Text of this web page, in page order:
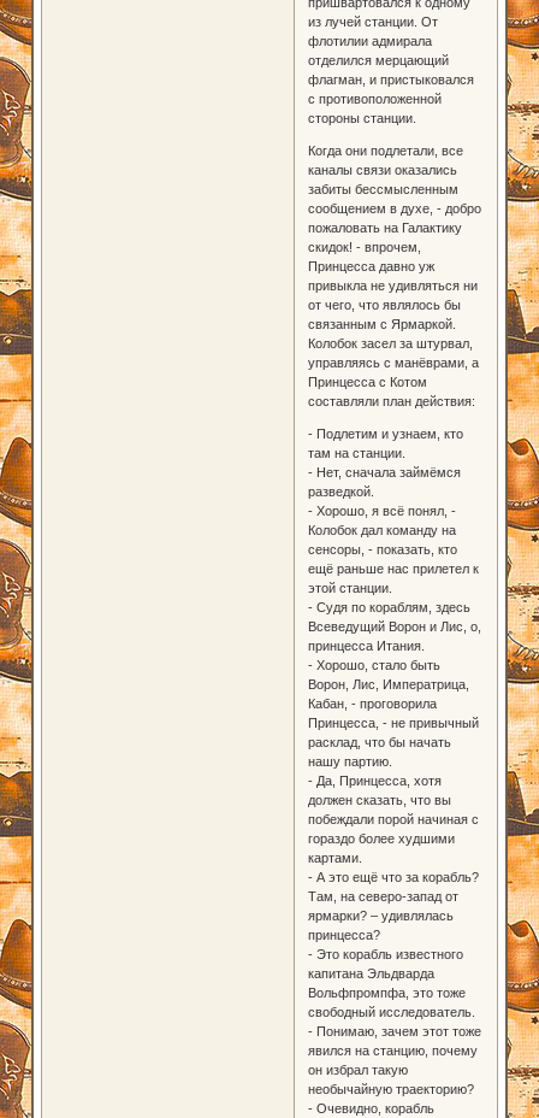
из лучей станции. От
флотилии адмирала
отделился мерцающий
флагман, и пристыковался
с противоположенной
стороны станции.
Когда они подлетали, все
каналы связи оказались
забиты бессмысленным
сообщением в духе, - добро
пожаловать на Галактику
скидок! - впрочем,
Принцесса давно уж
привыкла не удивляться ни
от чего, что являлось бы
связанным с Ярмаркой.
Колобок засел за штурвал,
управляясь с манёврами, а
Принцесса с Котом
составляли план действия:
- Подлетим и узнаем, кто
там на станции.
- Нет, сначала займёмся
разведкой.
- Хорошо, я всё понял, -
Колобок дал команду на
сенсоры, - показать, кто
ещё раньше нас прилетел к
этой станции.
- Судя по кораблям, здесь
Всеведущий Ворон и Лис, о,
принцесса Итания.
- Хорошо, стало быть
Ворон, Лис, Императрица,
Кабан, - проговорила
Принцесса, - не привычный
расклад, что бы начать
нашу партию.
- Да, Принцесса, хотя
должен сказать, что вы
побеждали порой начиная с
гораздо более худшими
картами.
- А это ещё что за корабль?
Там, на северо-запад от
ярмарки? – удивлялась
принцесса?
- Это корабль известного
капитана Эльдварда
Вольфпромпфа, это тоже
свободный исследователь.
- Понимаю, зачем этот тоже
явился на станцию, почему
он избрал такую
необычайную траекторию?
- Очевидно, корабль